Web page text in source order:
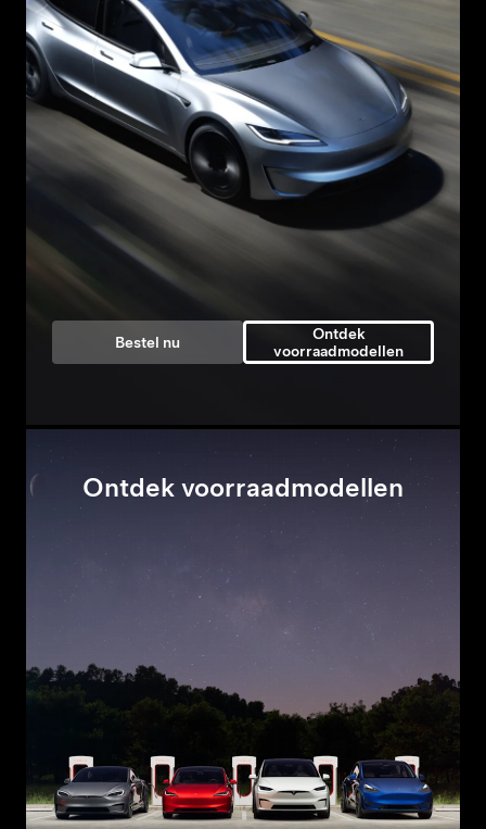
Bestel nu
Ontdek
voorraadmodellen
Ontdek voorraadmodellen